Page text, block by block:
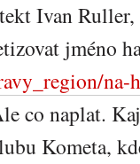
Ivan
jméno
na-
co naplat.
Kometa,